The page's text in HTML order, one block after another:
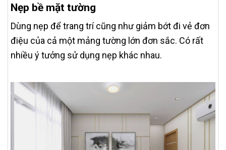
Nẹp bề mặt tường
Dùng nẹp để trang trí cũng như giảm bớt đi vẻ đơn
điệu của cả một mảng tường lớn đơn sắc. Có rất
nhiều ý tưởng sử dụng nẹp khác nhau.